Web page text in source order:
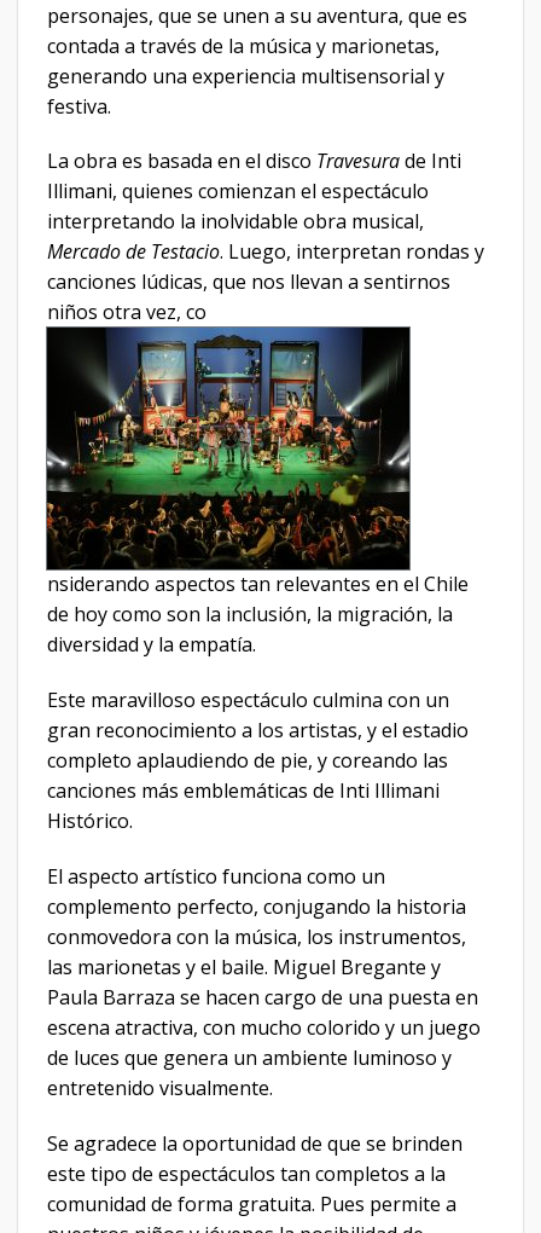
personajes, que se unen a su aventura, que es
contada a través de la música y marionetas,
generando una experiencia multisensorial y
festiva.
La obra es basada en el disco Travesurade Inti
Illimani, quienes comienzan el espectáculo
interpretando la inolvidable obra musical,
Mercado de Testacio. Luego, interpretan rondas y
canciones lúdicas, que nos llevan a sentirnos
niños otra vez, co
nsiderando aspectos tan relevantes en el Chile
de hoy como son la inclusión, la migración, la
diversidad y la empatía.
Este maravilloso espectáculo culmina con un
gran reconocimiento a los artistas, y el estadio
completo aplaudiendo de pie, y coreando las
canciones más emblemáticas de Inti Illimani
Histórico.
El aspecto artístico funciona como un
complemento perfecto, conjugando la historia
conmovedora con la música, los instrumentos,
las marionetas y el baile. Miguel Bregante y
Paula Barraza se hacen cargo de una puesta en
escena atractiva, con mucho colorido y un juego
de luces que genera un ambiente luminoso y
entretenido visualmente.
Se agradece la oportunidad de que se brinden
este tipo de espectáculos tan completos a la
comunidad de forma gratuita. Pues permite a